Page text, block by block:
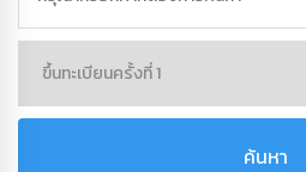
ค้นหา